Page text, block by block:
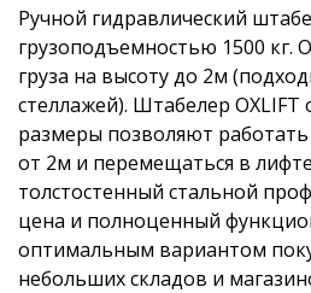
Ручной гидравлический
грузоподъемностью 1500 кг.
груза на высоту до 2м
стеллажей). Штабелер OXLIFT
размеры позволяют
от 2м и перемещаться в
толстостенный стальной
цена и полноценный
оптимальным вариантом
небольших складов и